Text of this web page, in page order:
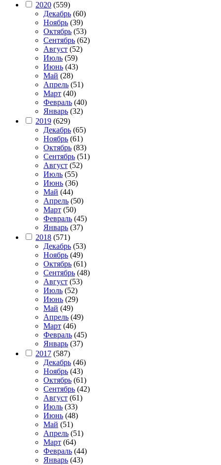
2020 (559)
Декабрь (60)
Ноябрь (39)
Октябрь (53)
Сентябрь (62)
Август (52)
Июль (59)
Июнь (43)
Май (28)
Апрель (51)
Март (40)
Февраль (40)
Январь (32)
2019 (629)
Декабрь (65)
Ноябрь (61)
Октябрь (83)
Сентябрь (51)
Август (52)
Июль (55)
Июнь (36)
Май (44)
Апрель (50)
Март (50)
Февраль (45)
Январь (37)
2018 (571)
Декабрь (53)
Ноябрь (49)
Октябрь (61)
Сентябрь (48)
Август (53)
Июль (52)
Июнь (29)
Май (49)
Апрель (49)
Март (46)
Февраль (45)
Январь (37)
2017 (587)
Декабрь (46)
Ноябрь (43)
Октябрь (61)
Сентябрь (42)
Август (61)
Июль (33)
Июнь (48)
Май (51)
Апрель (51)
Март (64)
Февраль (44)
Январь (43)